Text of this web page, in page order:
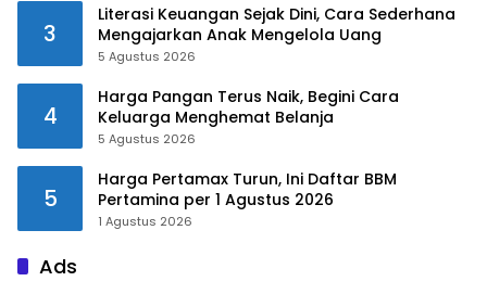
3
Literasi Keuangan Sejak Dini, Cara Sederhana
Mengajarkan Anak Mengelola Uang
5 Agustus 2026
4
Harga Pangan Terus Naik, Begini Cara
Keluarga Menghemat Belanja
5 Agustus 2026
5
Harga Pertamax Turun, Ini Daftar BBM
Pertamina per 1 Agustus 2026
1 Agustus 2026
Ads